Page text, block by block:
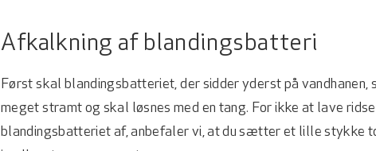
Afkalkning af blandingsbatteri
Først skal blandingsbatteriet, der sidder yderst på vandhanen,
meget stramt og skal løsnes med en tang. For ikke at lave
blandingsbatteriet af, anbefaler vi, at du sætter et lille stykke